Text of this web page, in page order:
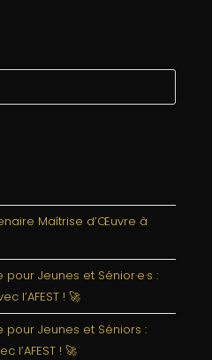
Maîtrise d’Œuvre à
Jeunes et Sénior·e·s :
l’AFEST ! 🚀
pour Jeunes et Séniors :
l’AFEST ! 🚀